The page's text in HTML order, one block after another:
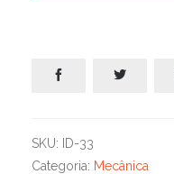
 
SKU:
ID-33
Categoria: Mecânica